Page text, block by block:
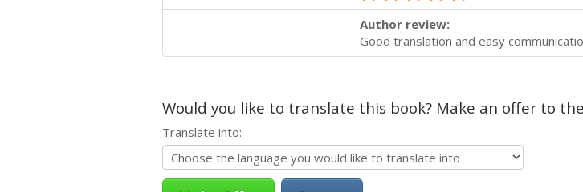
Author review:
Good translation and easy
Would you like to translate this book? Make an offer to
Translate into: